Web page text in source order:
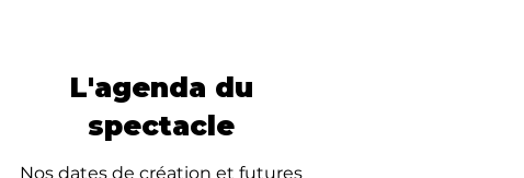
L'agenda du
spectacle
Nos dates de création et futures